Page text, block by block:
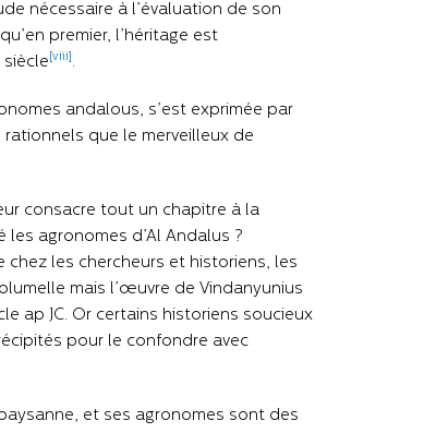
nécessaire à l’évaluation de son
premier, l’héritage est
siècle [viii] .
andalous, s’est exprimée par
que le merveilleux de
consacre tout un chapitre à la
agronomes d’Al Andalus ?
chez les chercheurs et historiens, les
mais l’œuvre de Vindanyunius
ap JC. Or certains historiens soucieux
pour le confondre avec
et ses agronomes sont des